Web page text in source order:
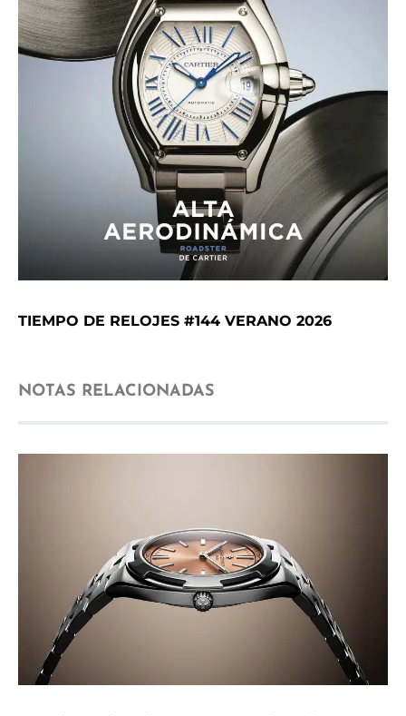
TIEMPO DE RELOJES #144 VERANO 2026
NOTAS RELACIONADAS